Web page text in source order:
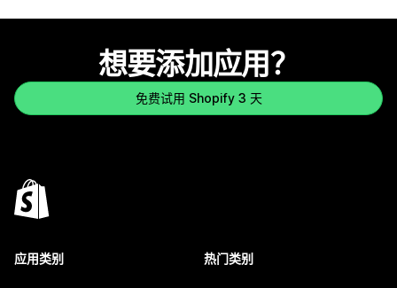
想要添加应用？
免费试用 Shopify 3 天
应用类别 热门类别